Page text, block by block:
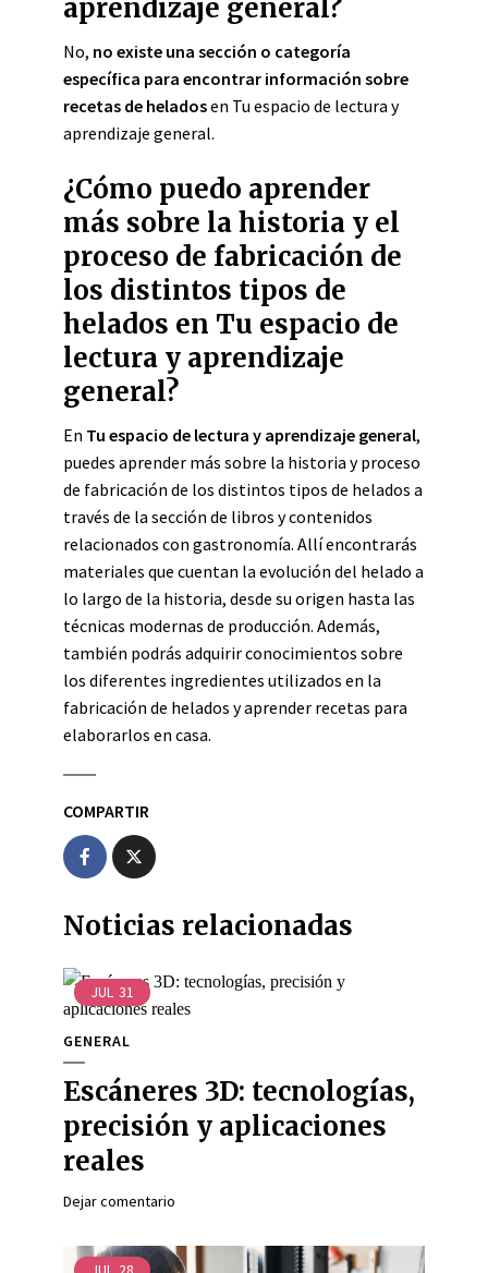
aprendizaje general?
No, no existe una sección o categoría
específica para encontrar información sobre
recetas de heladosen Tu espacio de lectura y
aprendizaje general.
¿Cómo puedo aprender
más sobre la historia y el
proceso de fabricación de
los distintos tipos de
helados en Tu espacio de
lectura y aprendizaje
general?
En Tu espacio de lectura y aprendizaje general,
puedes aprender más sobre la historia y proceso
de fabricación de los distintos tipos de helados a
través de la sección de libros y contenidos
relacionados con gastronomía. Allí encontrarás
materiales que cuentan la evolución del helado a
lo largo de la historia, desde su origen hasta las
técnicas modernas de producción. Además,
también podrás adquirir conocimientos sobre
los diferentes ingredientes utilizados en la
fabricación de helados y aprender recetas para
elaborarlos en casa.
COMPARTIR
Noticias relacionadas
JUL 31
GENERAL
Escáneres 3D: tecnologías,
precisión y aplicaciones
reales
Dejar comentario